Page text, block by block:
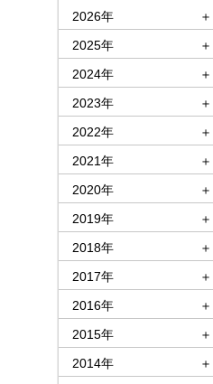
2026年
＋
2025年
＋
2024年
＋
2023年
＋
2022年
＋
2021年
＋
2020年
＋
2019年
＋
2018年
＋
2017年
＋
2016年
＋
2015年
＋
2014年
＋